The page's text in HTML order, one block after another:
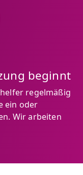
beginnt
regelmäßig
ein oder
Wir arbeiten